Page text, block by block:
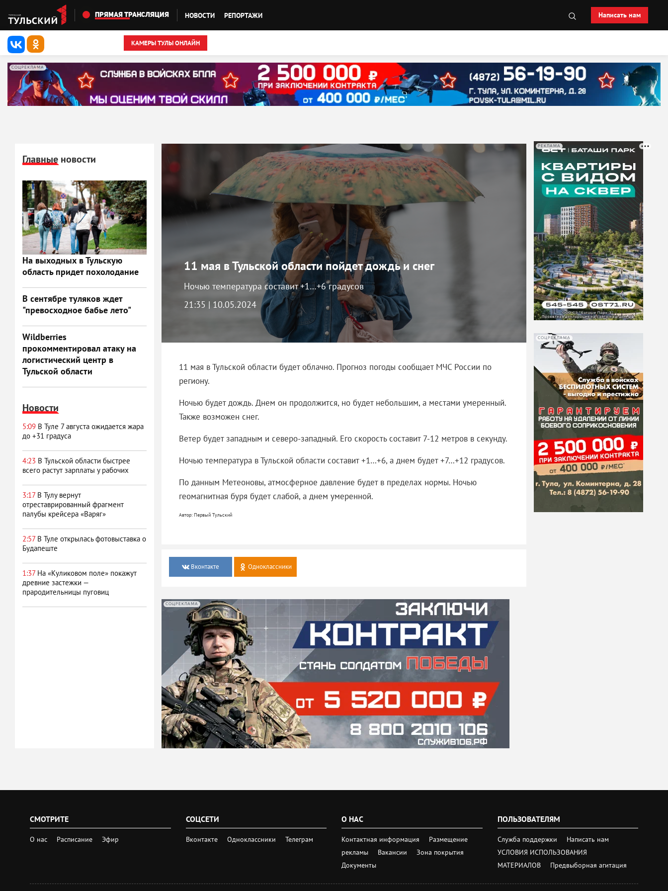
Перейти к основному содержанию
ПРЯМАЯ ТРАНСЛЯЦИЯ НОВОСТИ РЕПОРТАЖИ Написать нам
КАМЕРЫ ТУЛЫ ОНЛАЙН
СОЦРЕКЛАМА
Главные новости
На выходных в Тульскую
область придет похолодание
В сентябре туляков ждет
"превосходное бабье лето"
Wildberries
прокомментировал атаку на
логистический центр в
Тульской области
Новости
5:09 В Туле 7 августа ожидается жара
до +31 градуса
4:23 В Тульской области быстрее
всего растут зарплаты у рабочих
3:17 В Тулу вернут
отреставрированный фрагмент
палубы крейсера «Варяг»
2:57 В Туле открылась фотовыставка о
Будапеште
1:37 На «Куликовом поле» покажут
древние застежки —
прародительницы пуговиц
11 мая в Тульской области пойдет дождь и снег
Ночью температура составит +1…+6 градусов
21:35 | 10.05.2024
11 мая в Тульской области будет облачно. Прогноз погоды сообщает МЧС России по
региону.
Ночью будет дождь. Днем он продолжится, но будет небольшим, а местами умеренный.
Также возможен снег.
Ветер будет западным и северо-западный. Его скорость составит 7-12 метров в секунду.
Ночью температура в Тульской области составит +1…+6, а днем будет +7…+12 градусов.
По данным Метеоновы, атмосферное давление будет в пределах нормы. Ночью
геомагнитная буря будет слабой, а днем умеренной.
Автор: Первый Тульский
Вконтакте Одноклассники
СОЦРЕКЛАМА
РЕКЛАМА
СОЦРЕКЛАМА
СМОТРИТЕ
О нас Расписание Эфир
СОЦСЕТИ
Вконтакте Одноклассники Телеграм
О НАС
Контактная информация
Размещение
рекламы
Вакансии
Зона покрытия
Документы
ПОЛЬЗОВАТЕЛЯМ
Служба поддержки
Написать нам
УСЛОВИЯ ИСПОЛЬЗОВАНИЯ
МАТЕРИАЛОВ
Предвыборная агитация